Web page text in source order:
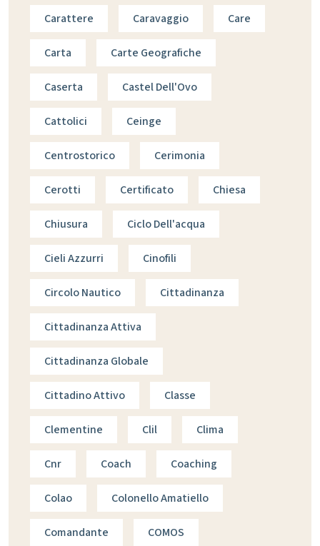
Carattere Caravaggio Care
Carta Carte Geografiche
Caserta Castel Dell'Ovo
Cattolici Ceinge
Centrostorico Cerimonia
Cerotti Certificato Chiesa
Chiusura Ciclo Dell'acqua
Cieli Azzurri Cinofili
Circolo Nautico Cittadinanza
Cittadinanza Attiva
Cittadinanza Globale
Cittadino Attivo Classe
Clementine Clil Clima
Cnr Coach Coaching
Colao Colonello Amatiello
Comandante COMOS